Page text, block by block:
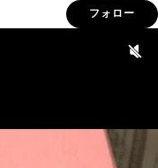
フォロー